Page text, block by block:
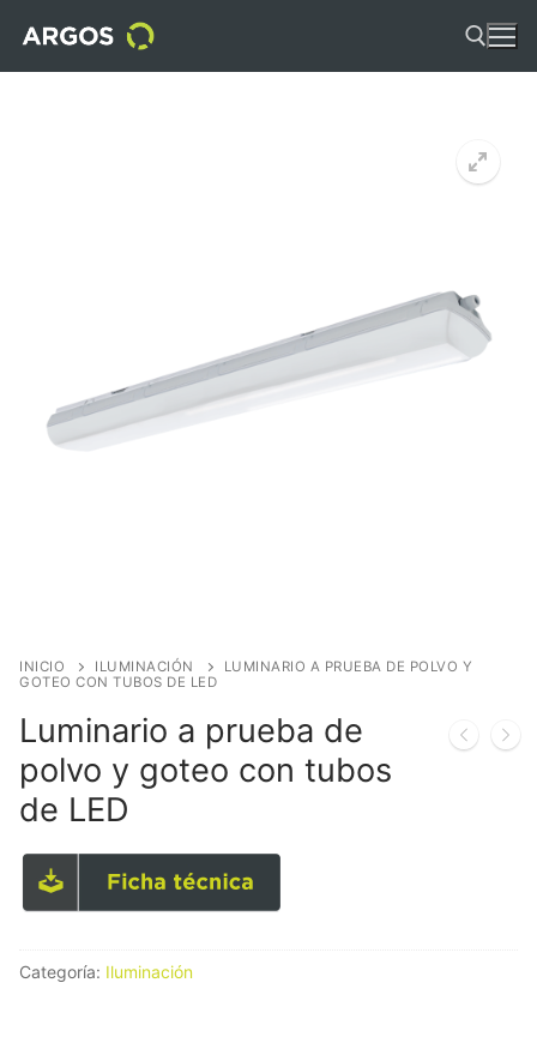
INICIO ILUMINACIÓN
LUMINARIO A PRUEBA DE POLVO Y
GOTEO CON TUBOS DE LED
Luminario a prueba de
polvo y goteo con tubos
de LED
Categoría: Iluminación